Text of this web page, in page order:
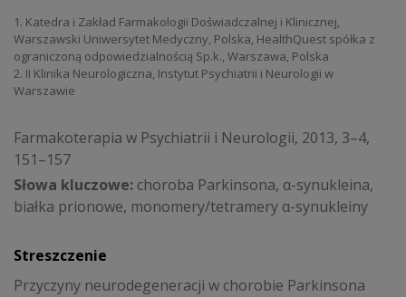
1. Katedra i Zakład Farmakologii Doświadczalnej i Klinicznej,
Warszawski Uniwersytet Medyczny, Polska, HealthQuest spółka z
ograniczoną odpowiedzialnością Sp.k., Warszawa, Polska
2. II Klinika Neurologiczna, Instytut Psychiatrii i Neurologii w
Warszawie
Farmakoterapia w Psychiatrii i Neurologii, 2013, 3–4,
151–157
Słowa kluczowe: choroba Parkinsona, α-synukleina,
białka prionowe, monomery/tetramery α-synukleiny
Streszczenie
Przyczyny neurodegeneracji w chorobie Parkinsona